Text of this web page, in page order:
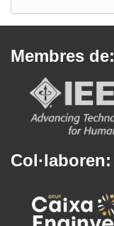
Membres de:
Col·laboren: